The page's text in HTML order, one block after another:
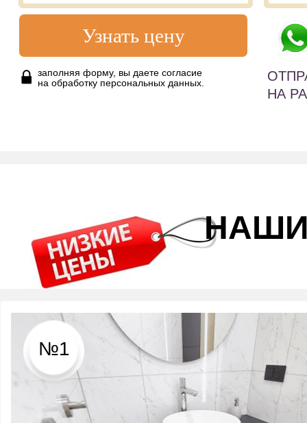
НА
Узнать цену
№1
заполняя форму, вы даете согласие
на обработку персональных данных.